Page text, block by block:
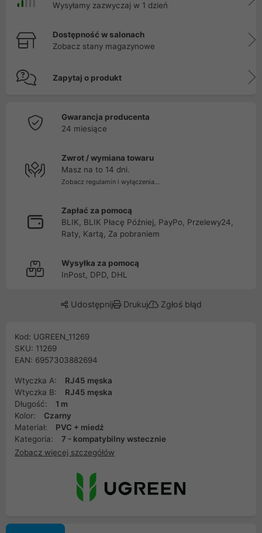
Wysyłamy zazwyczaj w 1 dzień
Dostępność w salonach
Zobacz stany magazynowe
Zapytaj o produkt
Gwarancja producenta
24 miesiące
Zwrot / wymiana towaru
Masz na to 14 dni.
Zobacz regulamin i wyłączenia...
Zapłać za pomocą
BLIK, BLIK Płacę Później, PayPo, Przelewy24,
Raty, Kartą, Za pobraniem
Wysyłka za pomocą
InPost, DPD, DHL
Udostępnij Drukuj Zgłoś błąd
Kod: UGREEN_11269
SKU: 11269
EAN: 6957303882694
Wtyczka A:
RJ45 męska
Wtyczka B:
RJ45 męska
Długość:
1 m
Kolor:
Czarny
Materiał:
PVC + miedź
Kategoria:
7 - kompatybilny wstecznie
Zobacz więcej szczegółów